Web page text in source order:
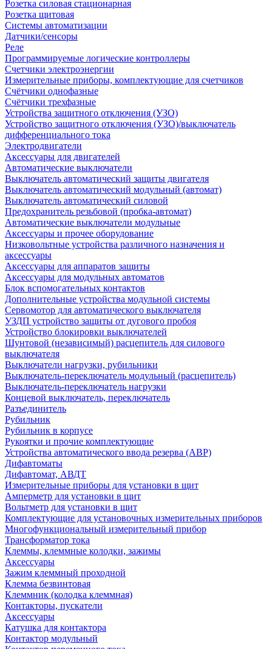
Розетка силовая стационарная
Розетка щитовая
Системы автоматизации
Датчики/сенсоры
Реле
Программируемые логические контроллеры
Счетчики электроэнергии
Измерительные приборы, комплектующие для счетчиков
Счётчики однофазные
Счётчики трехфазные
Устройства защитного отключения (УЗО)
Устройство защитного отключения (УЗО)/выключатель
дифференциального тока
Электродвигатели
Аксессуары для двигателей
Автоматические выключатели
Выключатель автоматический защиты двигателя
Выключатель автоматический модульный (автомат)
Выключатель автоматический силовой
Предохранитель резьбовой (пробка-автомат)
Автоматические выключатели модульные
Аксессуары и прочее оборудование
Низковольтные устройства различного назначения и
аксессуары
Аксессуары для аппаратов защиты
Аксессуары для модульных автоматов
Блок вспомогательных контактов
Дополнительные устройства модульной системы
Сервомотор для автоматического выключателя
УЗДП устройство защиты от дугового пробоя
Устройство блокировки выключателей
Шунтовой (независимый) расцепитель для силового
выключателя
Выключатели нагрузки, рубильники
Выключатель-переключатель модульный (расцепитель)
Выключатель-переключатель нагрузки
Концевой выключатель, переключатель
Разъединитель
Рубильник
Рубильник в корпусе
Рукоятки и прочие комплектующие
Устройства автоматического ввода резерва (АВР)
Дифавтоматы
Дифавтомат, АВДТ
Измерительные приборы для установки в щит
Амперметр для установки в щит
Вольтметр для установки в щит
Комплектующие для установочных измерительных приборов
Многофункциональный измерительный прибор
Трансформатор тока
Клеммы, клеммные колодки, зажимы
Аксессуары
Зажим клеммный проходной
Клемма безвинтовая
Клеммник (колодка клеммная)
Контакторы, пускатели
Аксессуары
Катушка для контактора
Контактор модульный